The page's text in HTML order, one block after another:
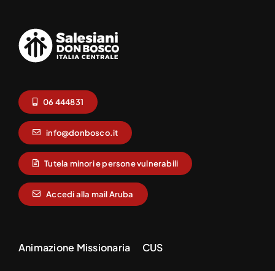
06 444831
info@donbosco.it
Tutela minori e persone vulnerabili
Accedi alla mail Aruba
Animazione Missionaria CUS